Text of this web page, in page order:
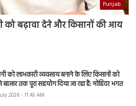
Punjab
को बढ़ावा देने और किसानों की आय
को लाभकारी व्यवसाय बनाने के लिए किसानों को
तक पूरा सहयोग दिया जा रहा है: मोहिंदर भगत
2026 - 11:43 AM